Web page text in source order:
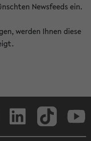
Newsfeeds ein.
werden Ihnen diese